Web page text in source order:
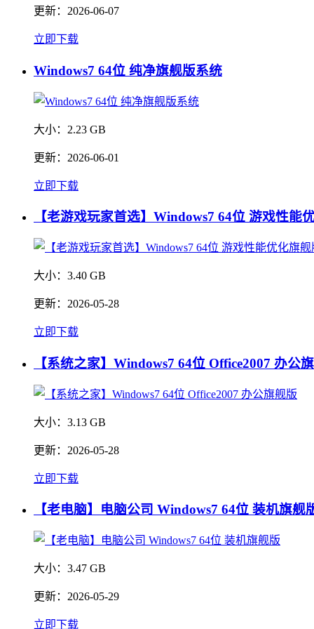
更新： 2026-06-07
立即下载
Windows7 64位 纯净旗舰版系统
大小： 2.23 GB
更新： 2026-06-01
立即下载
【老游戏玩家首选】Windows7 64位 游戏性能
大小： 3.40 GB
更新： 2026-05-28
立即下载
【系统之家】Windows7 64位 Office2007 办公
大小： 3.13 GB
更新： 2026-05-28
立即下载
【老电脑】电脑公司 Windows7 64位 装机旗舰
大小： 3.47 GB
更新： 2026-05-29
立即下载